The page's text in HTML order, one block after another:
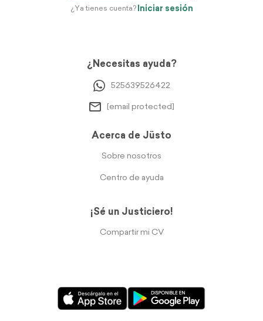
¿Ya tienes cuenta? Iniciar sesión
¿Necesitas ayuda?
525639526422
[email protected]
Acerca de Jüsto
Sobre nosotros
Centro de ayuda
¡Sé un Justiciero!
Compartir mi CV